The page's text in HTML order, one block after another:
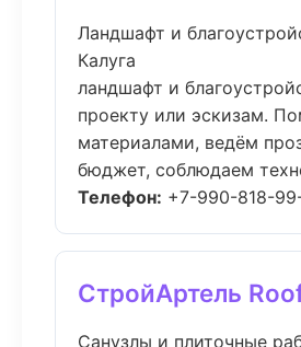
Ландшафт и
Калуга
ландшафт и
проекту или эскизам.
материалами, ведём
бюджет, соблюдаем
Телефон: +7-990-818-
СтройАртель
Санузлы и плиточные